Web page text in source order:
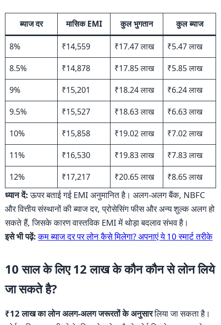
ब्याज दर मासिक EMI कुल भुगतान कुल ब्याज
8% ₹14,559 ₹17.47 लाख
₹5.47 लाख
8.5%
₹14,878 ₹17.85 लाख
₹5.85 लाख
9%
₹15,201 ₹18.24 लाख
₹6.24 लाख
9.5%
₹15,527 ₹18.63 लाख
₹6.63 लाख
10%
₹15,858 ₹19.02 लाख
₹7.02 लाख
11%
₹16,530 ₹19.83 लाख
₹7.83 लाख
12%
₹17,217 ₹20.65 लाख ₹8.65 लाख
ध्यान दें:ऊपर बताई गई EMI अनुमानित है। अलग-अलग बैंक, NBFC
और वित्तीय संस्थानों की ब्याज दर, प्रोसेसिंग फीस और अन्य शुल्क अलग हो
सकते हैं, जिसके कारण वास्तविक EMI में थोड़ा बदलाव संभव है।
इसे भी पढ़ें:कम ब्याज दर पर लोन कैसे मिलेगा? अपनाएं ये 10 स्मार्ट तरीके
10 साल के लिए 12 लाख के कौन कौन से लोन लिये
जा सकते है?
₹12 लाख का लोन अलग-अलग जरूरतों के अनुसारलिया जा सकता है।